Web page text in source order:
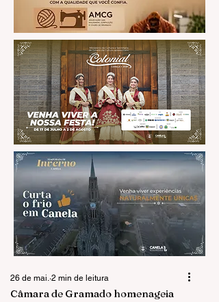
Câmara de Gramado homenageia
26 de mai. 2 min de leitura